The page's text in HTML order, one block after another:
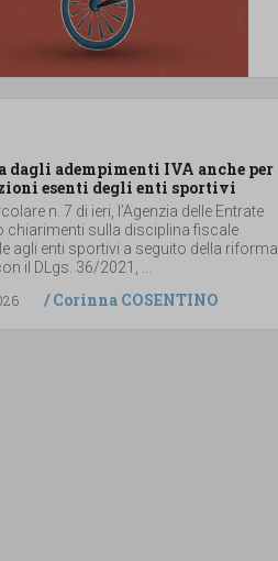
dagli adempimenti IVA anche per
esenti degli enti sportivi
n. 7 di ieri, l’Agenzia delle Entrate
chiarimenti sulla disciplina fiscale
agli enti sportivi a seguito della riforma
il DLgs. 36/2021, ...
/Corinna COSENTINO